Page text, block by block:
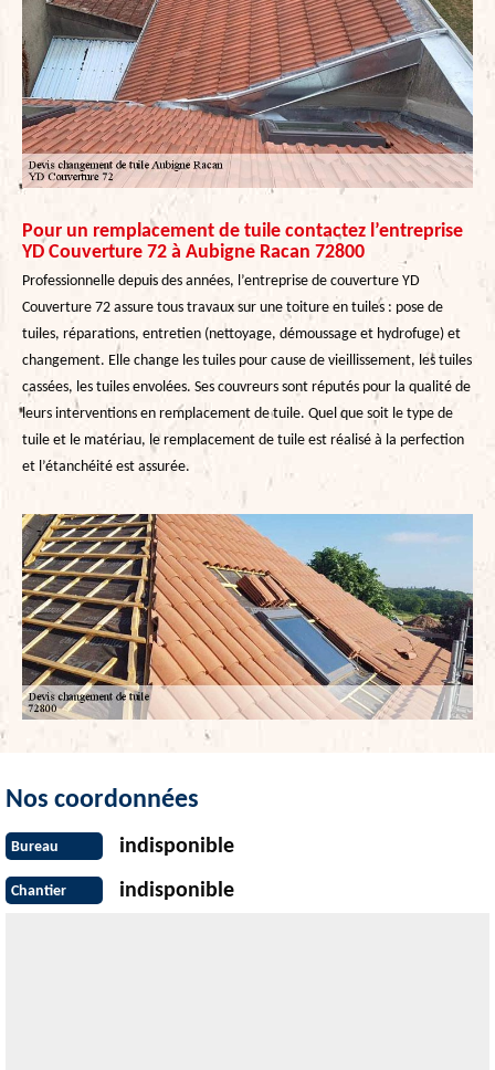
Pour un remplacement de tuile contactez l’entreprise
YD Couverture 72 à Aubigne Racan 72800
Professionnelle depuis des années, l’entreprise de couverture YD
Couverture 72 assure tous travaux sur une toiture en tuiles : pose de
tuiles, réparations, entretien (nettoyage, démoussage et hydrofuge) et
changement. Elle change les tuiles pour cause de vieillissement, les tuiles
cassées, les tuiles envolées. Ses couvreurs sont réputés pour la qualité de
leurs interventions en remplacement de tuile. Quel que soit le type de
tuile et le matériau, le remplacement de tuile est réalisé à la perfection
et l’étanchéité est assurée.
Nos coordonnées
Bureau indisponible
Chantier indisponible